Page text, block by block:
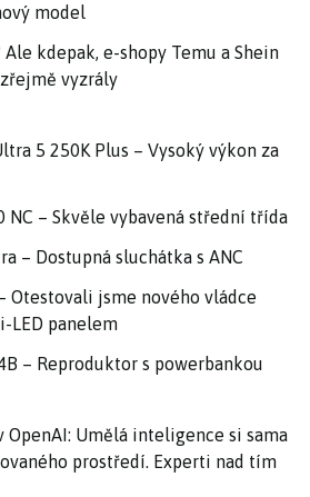
model
kdepak, e-shopy Temu a Shein
vyzrály
5 250K Plus – Vysoký výkon za
NC – Skvěle vybavená střední třída
– Dostupná sluchátka s ANC
Otestovali jsme nového vládce
LED panelem
– Reproduktor s powerbankou
OpenAI: Umělá inteligence si sama
prostředí. Experti nad tím